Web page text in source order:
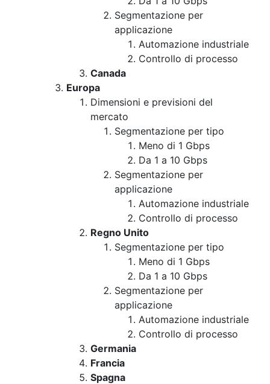
Segmentazione per
applicazione
Automazione industriale
Controllo di processo
Canada
Europa
Dimensioni e previsioni del
mercato
Segmentazione per tipo
Meno di 1 Gbps
Da 1 a 10 Gbps
Segmentazione per
applicazione
Automazione industriale
Controllo di processo
Regno Unito
Segmentazione per tipo
Meno di 1 Gbps
Da 1 a 10 Gbps
Segmentazione per
applicazione
Automazione industriale
Controllo di processo
Germania
Francia
Spagna